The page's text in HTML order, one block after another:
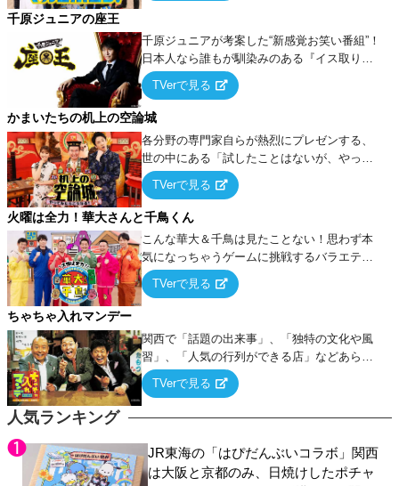
人気ランキング
JR東海の「はぴだんぶいコラボ」関西
は大阪と京都のみ、日焼けしたポチャ
千原ジュニアの座王
千原ジュニアが考案した“新感覚お笑い番組”！
日本人なら誰もが馴染みのある『イス取りゲ
ーム』をベースに、大喜利・ギャグ・モノボ
ケ・歌…など様々なお題で芸人がショートネ
タを競い合う！
TVerで見る
かまいたちの机上の空論城
各分野の専門家自らが熱烈にプレゼンする、
世の中にある「試したことはないが、やって
みたらこうなる！…ハズ」という“机上の空
論”に若手芸人らがカラダを張って挑む！
TVerで見る
火曜は全力！華大さんと千鳥くん
こんな華大＆千鳥は見たことない！思わず本
気になっちゃうゲームに挑戦するバラエティ
ー！
TVerで見る
ちゃちゃ入れマンデー
関西で「話題の出来事」、「独特の文化や風
習」、「人気の行列ができる店」などあらゆ
るテーマについて好き放題にちゃちゃを入れ
ていく関西色を前面に押し出したトークバラ
TVerで見る